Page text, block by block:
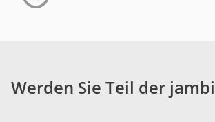
Werden Sie Teil der